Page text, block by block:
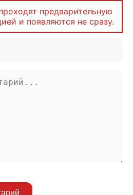
предварительную
и появляются не сразу.